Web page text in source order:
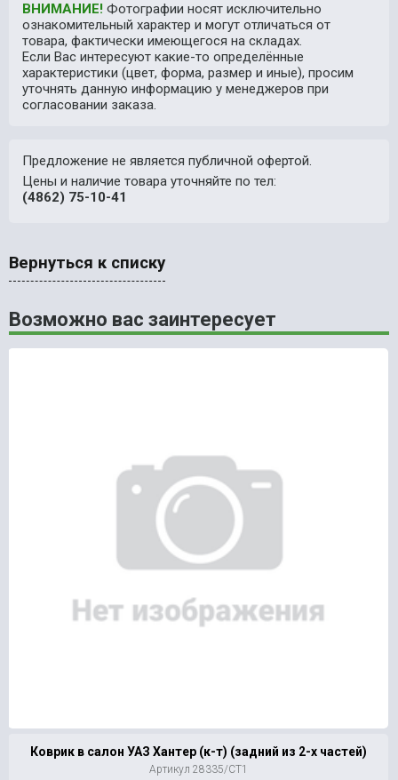
ВНИМАНИЕ! Фотографии носят исключительно
ознакомительный характер и могут отличаться от
товара, фактически имеющегося на складах.
Если Вас интересуют какие-то определённые
характеристики (цвет, форма, размер и иные), просим
уточнять данную информацию у менеджеров при
согласовании заказа.
Предложение не является публичной офертой.
Цены и наличие товара уточняйте по тел:
(4862) 75-10-41
Вернуться к списку
Возможно вас заинтересует
Коврик в салон УАЗ Хантер (к-т) (задний из 2-х частей)
Артикул 28335/СТ1